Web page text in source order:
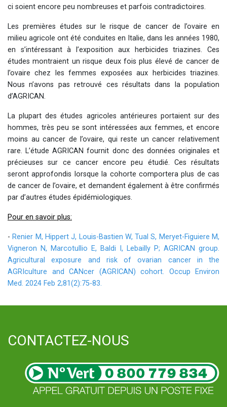
ci soient encore peu nombreuses et parfois contradictoires.
Les premières études sur le risque de cancer de l’ovaire en
milieu agricole ont été conduites en Italie, dans les années 1980,
en s’intéressant à l’exposition aux herbicides triazines. Ces
études montraient un risque deux fois plus élevé de cancer de
l’ovaire chez les femmes exposées aux herbicides triazines.
Nous n’avons pas retrouvé ces résultats dans la population
d’AGRICAN.
La plupart des études agricoles antérieures portaient sur des
hommes, très peu se sont intéressées aux femmes, et encore
moins au cancer de l’ovaire, qui reste un cancer relativement
rare. L’étude AGRICAN fournit donc des données originales et
précieuses sur ce cancer encore peu étudié. Ces résultats
seront approfondis lorsque la cohorte comportera plus de cas
de cancer de l’ovaire, et demandent également à être confirmés
par d’autres études épidémiologiques.
Pour en savoir plus:
- Renier M, Hippert J, Louis-Bastien W, Tual S, Meryet-Figuiere M,
Vigneron N, Marcotullio E, Baldi I, Lebailly P; AGRICAN group.
Agricultural exposure and risk of ovarian cancer in the
AGRIculture and CANcer (AGRICAN) cohort. Occup Environ
Med. 2024 Feb 2;81(2):75-83.
CONTACTEZ-NOUS